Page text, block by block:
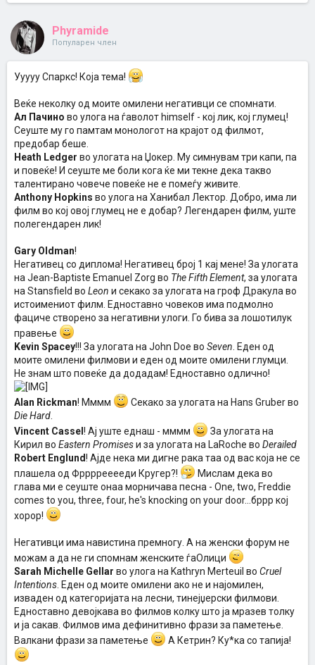
Phyramide
Популарен член
Ууууу Спаркс! Која тема!
Веќе неколку од моите омилени негативци се спомнати.
Ал Пачино во улога на ѓаволот himself - кој лик, кој глумец!
Сеуште му го памтам монологот на крајот од филмот,
предобар беше.
Heath Ledger во улогата на Џокер. Му симнувам три капи, па
и повеќе! И сеуште ме боли кога ќе ми текне дека такво
талентирано човече повеќе не е помеѓу живите.
Anthony Hopkins во улога на Ханибал Лектор. Добро, има ли
филм во кој овој глумец не е добар? Легендарен филм, уште
полегендарен лик!
Gary Oldman!
Негативец со диплома! Негативец број 1 кај мене! За улогата
на Jean-Baptiste Emanuel Zorg во The Fifth Element, за улогата
на Stansfield во Leon и секако за улогата на гроф Дракула во
истоимениот филм. Едноставно човеков има подмолно
фациче створено за негативни улоги. Го бива за лошотилук
правење
Kevin Spacey!!! За улогата на John Doe во Seven . Еден од
моите омилени филмови и еден од моите омилени глумци.
Не знам што повеќе да додадам! Едноставно одлично!
Alan Rickman! Мммм
Секако за улогата на Hans Gruber во
Die Hard
Vincent Cassel ! Ај уште еднаш - мммм
За улогата на
Кирил во Eastern Promisesи за улогата на LaRoche во Derailed
Robert Englund! Ајде нека ми дигне рака таа од вас која не се
плашела од Фррррееееди Кругер?!
Мислам дека во
глава ми е сеуште онаа морничава песна - One, two, Freddie
comes to you, three, four, he's knocking on your door...бррр кој
хорор!
Негативци има навистина премногу. А на женски форум не
можам а да не ги спомнам женските ѓаОлици
Sarah Michelle Gellar во улога на Kathryn Merteuil во Cruel
Intentions . Еден од моите омилени ако не и најомилен,
изваден од категоријата на лесни, тинејџерски филмови.
Едноставно девојкава во филмов колку што ја мразев толку
и ја сакав. Филмов има дефинитивно фрази за паметење.
Валкани фрази за паметење
А Кетрин? Ку*ка со тапија!